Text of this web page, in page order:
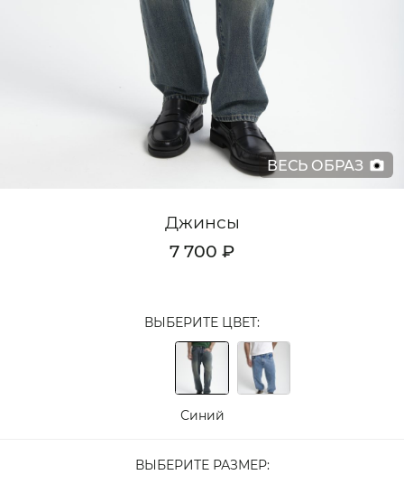
ВЕСЬ ОБРАЗ
Джинсы
7 700 ₽
ВЫБЕРИТЕ ЦВЕТ:
Синий
ВЫБЕРИТЕ РАЗМЕР: